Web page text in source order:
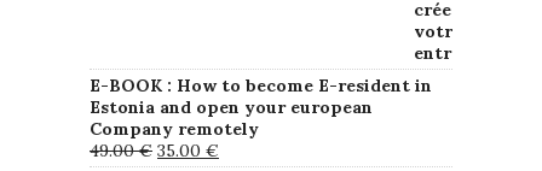
E-BOOK : How to become E-resident in
Estonia and open your european
Company remotely
49.00€ 35.00 €